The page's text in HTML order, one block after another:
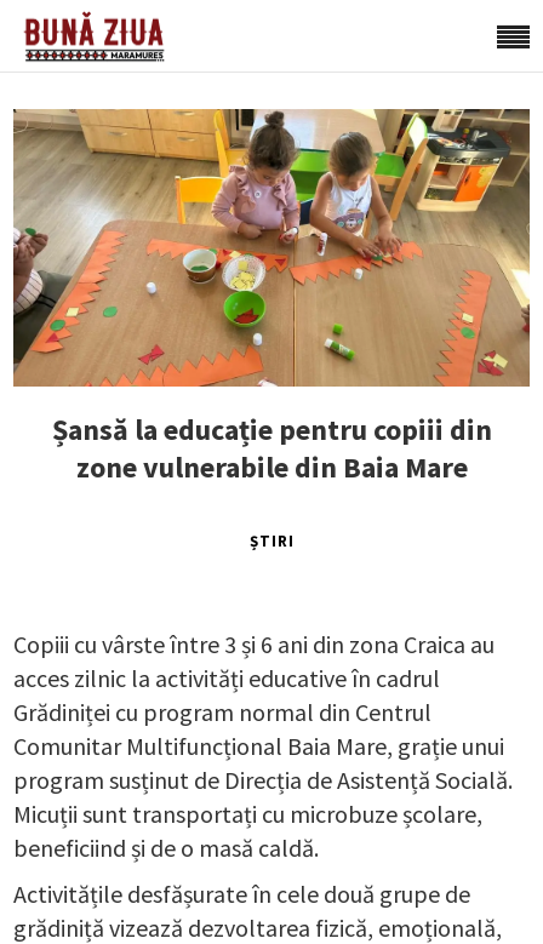
Șansă la educație pentru copiii din
zone vulnerabile din Baia Mare
ȘTIRI
Copiii cu vârste între 3 și 6 ani din zona Craica au
acces zilnic la activități educative în cadrul
Grădiniței cu program normal din Centrul
Comunitar Multifuncțional Baia Mare, grație unui
program susținut de Direcția de Asistență Socială.
Micuții sunt transportați cu microbuze școlare,
beneficiind și de o masă caldă.
Activitățile desfășurate în cele două grupe de
grădiniță vizează dezvoltarea fizică, emoțională,